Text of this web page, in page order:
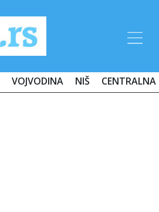
VOJVODINA NIŠ CENTRALNA